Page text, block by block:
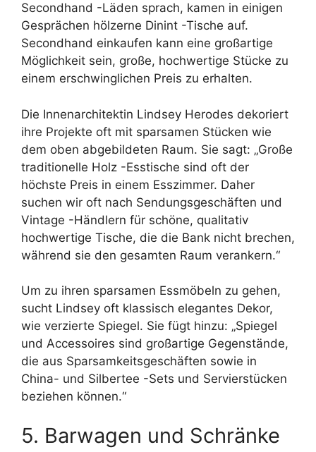
Secondhand -Läden sprach, kamen in einigen
Gesprächen hölzerne Dinint -Tische auf.
Secondhand einkaufen kann eine großartige
Möglichkeit sein, große, hochwertige Stücke zu
einem erschwinglichen Preis zu erhalten.
Die Innenarchitektin Lindsey Herodes dekoriert
ihre Projekte oft mit sparsamen Stücken wie
dem oben abgebildeten Raum. Sie sagt: „Große
traditionelle Holz -Esstische sind oft der
höchste Preis in einem Esszimmer. Daher
suchen wir oft nach Sendungsgeschäften und
Vintage -Händlern für schöne, qualitativ
hochwertige Tische, die die Bank nicht brechen,
während sie den gesamten Raum verankern.“
Um zu ihren sparsamen Essmöbeln zu gehen,
sucht Lindsey oft klassisch elegantes Dekor,
wie verzierte Spiegel. Sie fügt hinzu: „Spiegel
und Accessoires sind großartige Gegenstände,
die aus Sparsamkeitsgeschäften sowie in
China- und Silbertee -Sets und Servierstücken
beziehen können.“
5. Barwagen und Schränke